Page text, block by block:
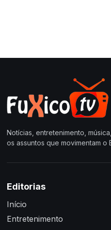
Notícias, entretenimento,
os assuntos que movimentam o
Editorias
Início
Entretenimento